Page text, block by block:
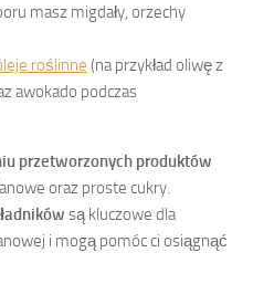
masz migdały, orzechy
roślinne (na przykład oliwę z
awokado podczas
przetworzonych produktów
oraz proste cukry.
są kluczowe dla
i mogą pomóc ci osiągnąć